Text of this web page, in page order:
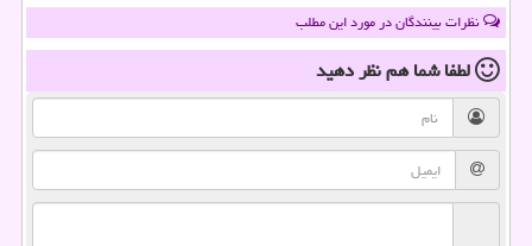
نظرات بینندگان در مورد این مطلب
لطفا شما همنظر دهید